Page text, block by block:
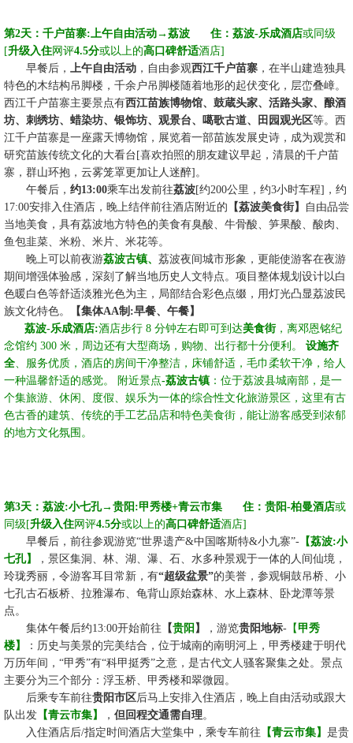
第2天：千户苗寨:上午自由活动→ 荔波 住：荔波-乐成酒店或同级
[升级入住网评4.5分或以上的高口碑舒适酒店]
早餐后， 上午自由活动 ，自由参观西江千户苗寨 ，在半山建造独具
特色的木结构吊脚楼，千余户吊脚楼随着地形的起伏变化，层峦叠嶂。
西江千户苗寨主要景点有西江苗族博物馆、鼓蔵头家、活路头家、酿酒
坊、刺绣坊、蜡染坊、银饰坊、观景台、噶歌古道、田园观光区等。西
江千户苗寨是一座露天博物馆，展览着一部苗族发展史诗，成为观赏和
研究苗族传统文化的大看台 [喜欢拍照的朋友建议早起，清晨的千户苗
寨，群山环抱，云雾笼罩更加让人迷醉]。
午餐后， 约13:00乘车出发前往荔波[约200公里，约3小时车程]，约
17:00安排入住酒店，晚上结伴前往酒店附近的 【荔波美食街】
自由品尝
当地美食，具有荔波地方特色的美食有臭酸、牛骨酸、笋果酸、酸肉、
鱼包韭菜、米粉、米片、米花等。
晚上可以前夜游荔波古镇、 荔波夜间城市形象，更能使游客在夜游
期间增强体验感，深刻了解当地历史人文特点。项目整体规划设计以白
色暖白色等舒适淡雅光色为主，局部结合彩色点缀，用灯光凸显荔波民
族文化特色。 【集体AA制:早餐、午餐】
荔波-乐成酒店:酒店步行 8 分钟左右即可到达美食街，离邓恩铭纪
念馆约 300 米，周边还有大型商场，购物、出行都十分便利。 设施齐
全、服务优质，酒店的房间干净整洁，床铺舒适，毛巾柔软干净，给人
一种温馨舒适的感觉。 附近景点-荔波古镇 ：位于荔波县城南部，是一
个集旅游、休闲、度假、娱乐为一体的综合性文化旅游景区，这里有古
色古香的建筑、传统的手工艺品店和特色美食街，能让游客感受到浓郁
的地方文化氛围。
第3天：荔波:小七孔→ 贵阳 :甲秀楼+青云市集 住：贵阳-柏曼酒店或
同级 [升级入住网评4.5分或以上的高口碑舒适酒店]
早餐后，前往参观游览“世界遗产&中国喀斯特&小九寨”- 【荔波:小
七孔】
，景区集洞、林、湖、瀑、石、水多种景观于一体的人间仙境，
玲珑秀丽，令游客耳目常新，有“超级盆景”的美誉，参观铜鼓吊桥、小
七孔古石板桥、拉雅瀑布、龟背山原始森林、水上森林、卧龙潭等景
点。
集体午餐后约13:00开始前往 【贵阳 】 ， 游览贵阳地标- 【 甲秀
楼】
：历史与美景的完美结合，位于城南的南明河上，甲秀楼建于明代
万历年间， “甲秀”有“科甲挺秀”之意，是古代文人骚客聚集之处。景点
主要分为三个部分：浮玉桥、甲秀楼和翠微园。
后乘专车前往贵阳市区后马上安排入住酒店，晚上自由活动或跟大
队出发 【青云市集】 ， 但回程交通需自理。
入住酒店后/指定时间酒店大堂集中，乘专车前往 【青云市集】 是贵